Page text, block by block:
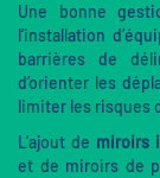
Une bonne
l’installation
barrières de
d’orienter les
limiter les risques
L’ajout de miroirs
et de miroirs de